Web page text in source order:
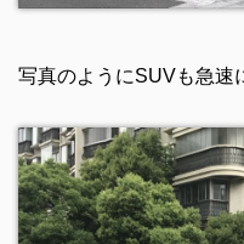
写真のようにSUVも急